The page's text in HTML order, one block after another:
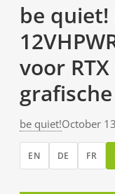
be
voor
be quiet!October
EN DE FR